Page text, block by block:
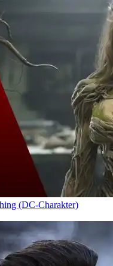
(DC-Charakter)